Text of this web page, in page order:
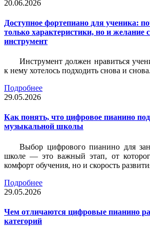
20.06.2026
Доступное фортепиано для ученика:
только характеристики, но и желание
инструмент
Инструмент должен нравиться
к нему хотелось подходить снова и снова.
Подробнее
29.05.2026
Как понять, что цифровое пианино
музыкальной школы
Выбор цифрового пианино для
школе — это важный этап, от
комфорт обучения, но и скорость
Подробнее
29.05.2026
Чем отличаются цифровые пианино
категорий